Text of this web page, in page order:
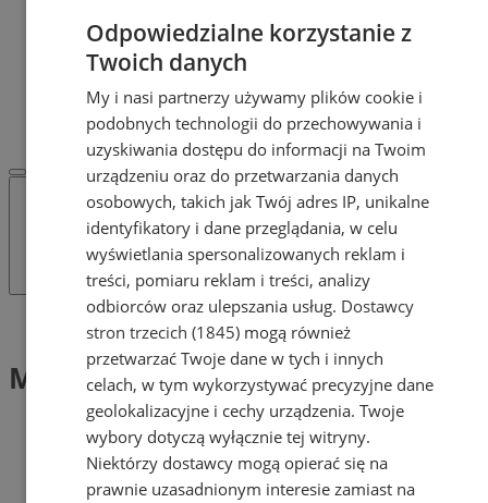
POLECAMY
Protocol IT
Pracuj.pl - praca w Mysłowicach
REKLAMA
WSPÓŁPRACA
Tag: Motocykle i quady
Motocykle i quady (1)
Odpowiedzialne korzystanie z
Twoich danych
My i nasi partnerzy używamy plików cookie i
podobnych technologii do przechowywania i
uzyskiwania dostępu do informacji na Twoim
urządzeniu oraz do przetwarzania danych
osobowych, takich jak Twój adres IP, unikalne
identyfikatory i dane przeglądania, w celu
wyświetlania spersonalizowanych reklam i
treści, pomiaru reklam i treści, analizy
odbiorców oraz ulepszania usług. Dostawcy
stron trzecich (1845) mogą również
przetwarzać Twoje dane w tych i innych
celach, w tym wykorzystywać precyzyjne dane
geolokalizacyjne i cechy urządzenia. Twoje
wybory dotyczą wyłącznie tej witryny.
Niektórzy dostawcy mogą opierać się na
prawnie uzasadnionym interesie zamiast na